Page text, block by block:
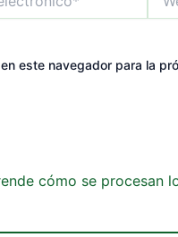
este navegador para la
cómo se procesan